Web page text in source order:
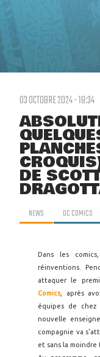
03 OCTOBRE 2024 - 18:34
DE
NEWS DC COMICS
Dans les
réinventions.
attaquer le
Comics, après
équipes de chez
nouvelle
compagnie va
et sans la